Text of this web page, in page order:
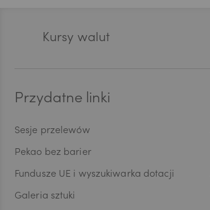
Kursy walut
Przydatne linki
Sesje przelewów
Pekao bez barier
Fundusze UE i wyszukiwarka dotacji
Galeria sztuki